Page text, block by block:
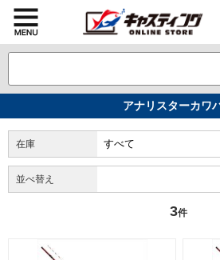
アナリスターカワ
在庫
並べ替え
3件